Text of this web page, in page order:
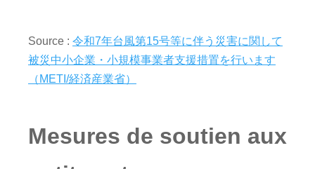
Source : 令和7年台風第15号等に伴う災害に関して
被災中小企業・小規模事業者支援措置を行います
（METI/経済産業省）
Mesures de soutien aux